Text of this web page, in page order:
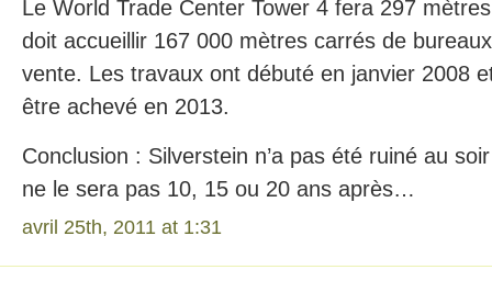
Le World Trade Center Tower 4 fera 297
doit accueillir 167 000 mètres carrés de
vente. Les travaux ont débuté en janvier 2008
être achevé en 2013.
Conclusion : Silverstein n’a pas été ruiné au
ne le sera pas 10, 15 ou 20 ans après…
avril 25th, 2011 at 1:31